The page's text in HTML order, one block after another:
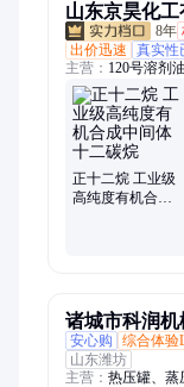
山东京昊化工
8年
出价迅速
真实性
主营： 120号溶剂
号溶剂油、二氯
烯酸缩水甘油酯
微晶蜡、甲基苯
萘、硫脲、二茂
BHT501、亚磷酸
正十二烷 工业级
高纯度有机合成
诸城市科润机
安心购
综合体验
山东潍坊
主营： 热压罐、蒸